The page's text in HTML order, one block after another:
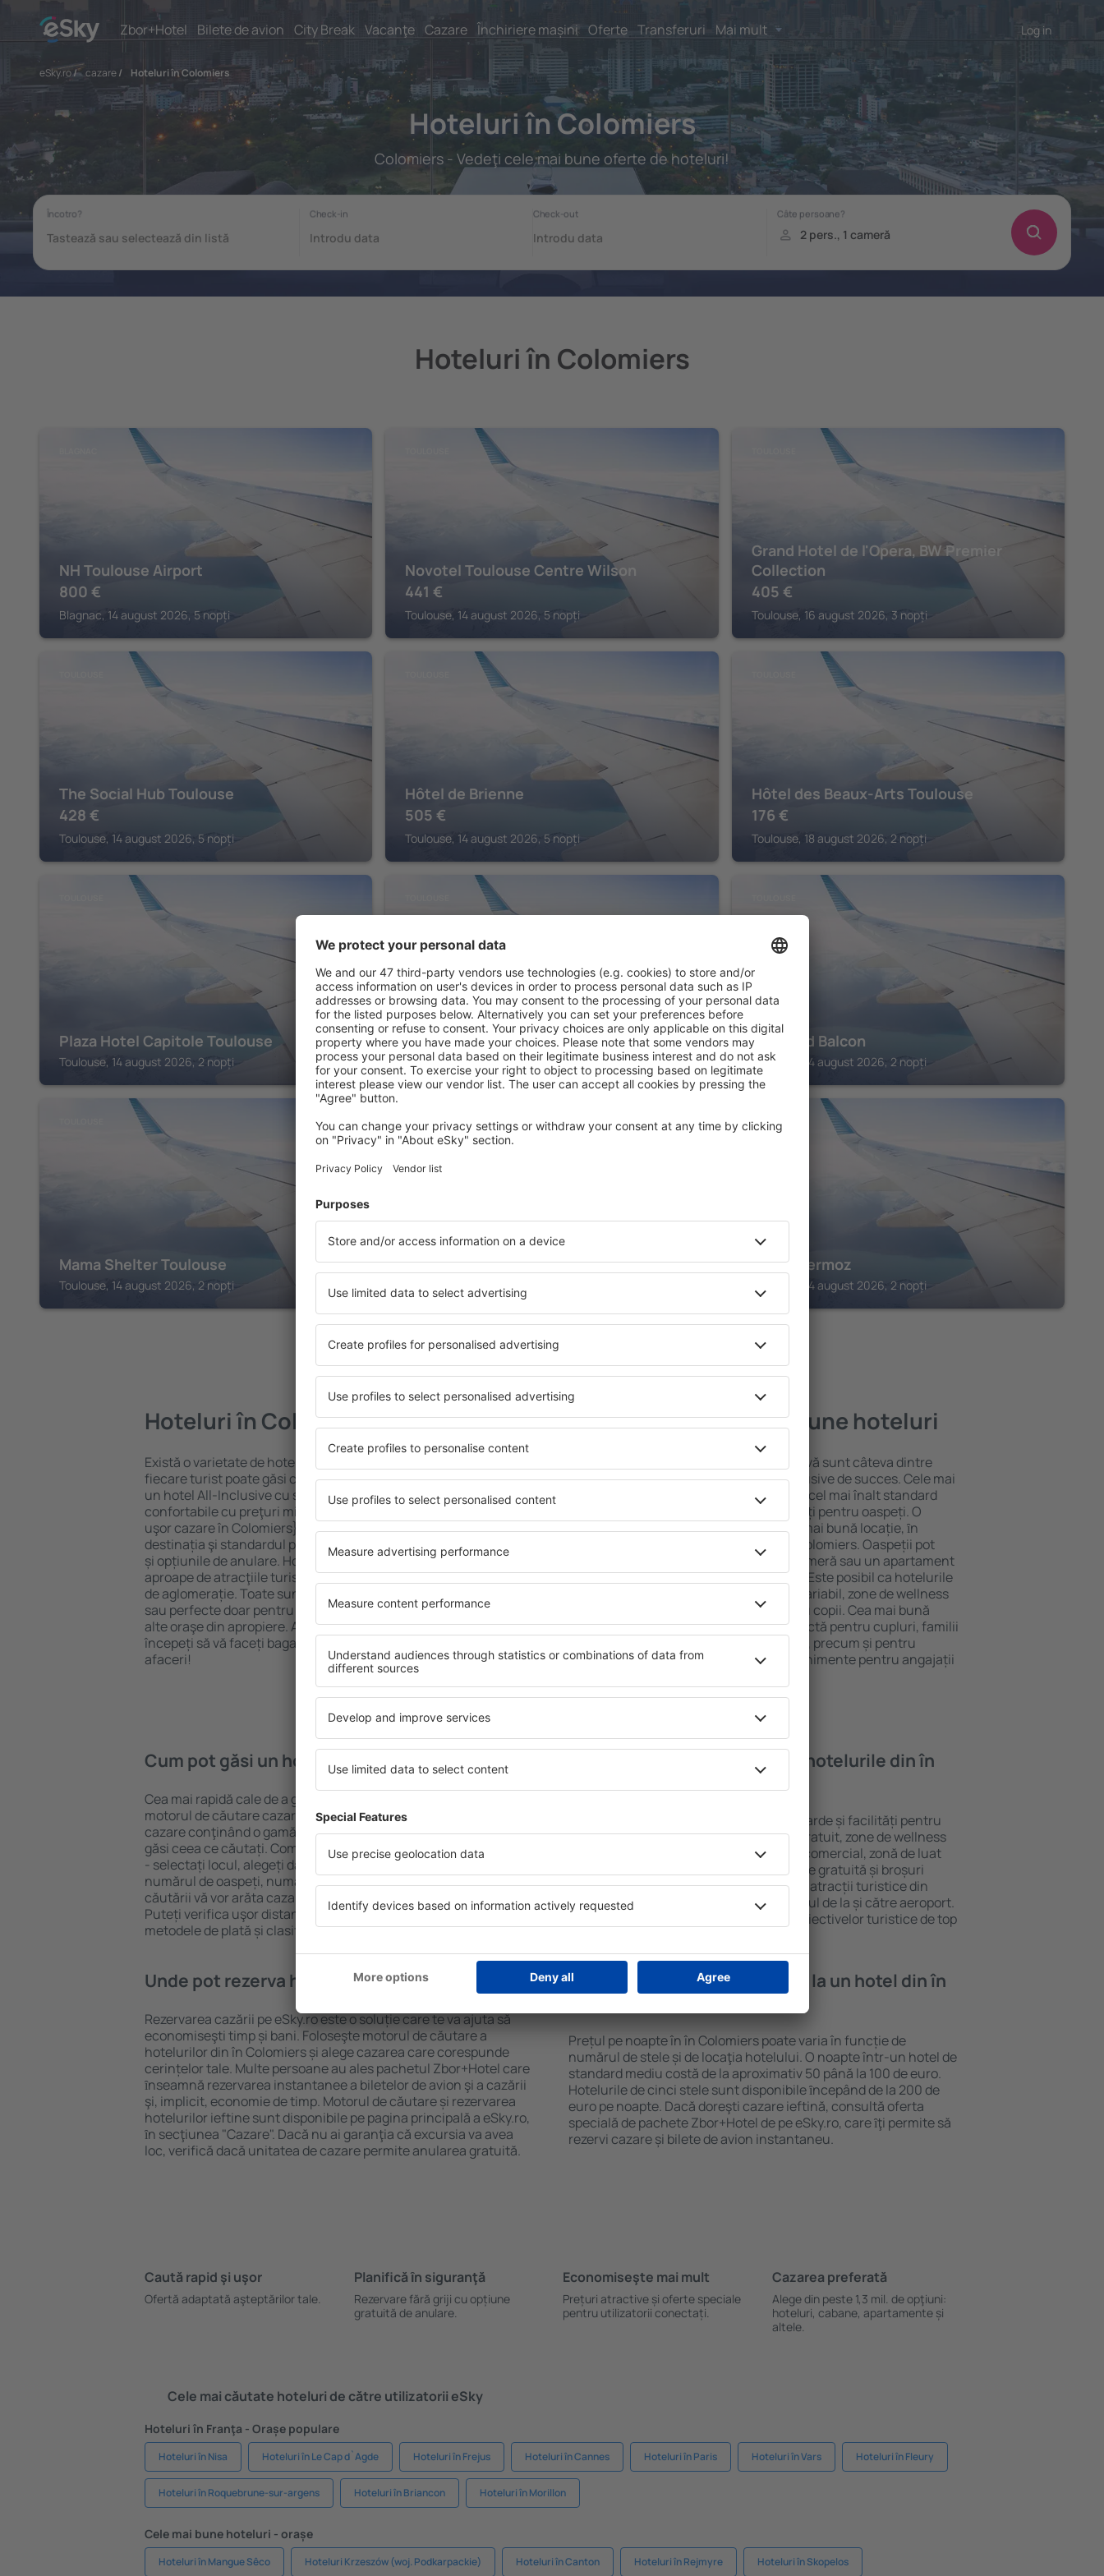
Zbor+Hotel Bilete de avion City Break Vacanţe Cazare Închiriere mașini Oferte Transferuri Mai mult Log in
eSky.ro/ cazare/ Hoteluri în Colomiers
Hoteluri în Colomiers
Colomiers - Vedeţi cele mai bune oferte de hoteluri!
Hoteluri în Colomiers
NH Toulouse Airport
800 €
Blagnac, 14 august 2026, 5 nopți
Novotel Toulouse Centre Wilson
441 €
Toulouse, 14 august 2026, 5 nopți
Grand Hotel de l'Opera, BW Premier
Collection
405 €
Toulouse, 16 august 2026, 3 nopți
The Social Hub Toulouse
428 €
Toulouse, 14 august 2026, 5 nopți
Hôtel de Brienne
505 €
Toulouse, 14 august 2026, 5 nopți
Hôtel des Beaux-Arts Toulouse
176 €
Toulouse, 18 august 2026, 2 nopți
Plaza Hotel Capitole Toulouse
Toulouse, 14 august 2026, 2 nopți
FirstName Toulouse, part of JdV by Hyatt
Toulouse, 14 august 2026, 2 nopți
Le Grand Balcon
Toulouse, 14 august 2026, 2 nopți
Mama Shelter Toulouse
Toulouse, 14 august 2026, 2 nopți
TOULOUSE
Mercure Toulouse Centre Saint-Georges
Hotel
Toulouse, 14 august 2026, 2 nopți
TOULOUSE
Hôtel Mermoz
Toulouse, 14 august 2026, 2 nopți
Vedeți mai multe hoteluri în Colomiers
Hoteluri în Colomiers
Există o varietate de hoteluri disponibile în Colomiers, astfel încât
fiecare turist poate găsi cazare potrivită nevoilor sale. Preferați
un hotel All-Inclusive cu standarde ȋnalte sau preferați hoteluri
confortabile cu preţuri mici? Cu ajutorul nostru puteți rezerva
uşor cazare în Colomiers} pentru orice buget! Selectați
destinația şi standardul pentru hotel, verificați metodele de plată
și opțiunile de anulare. Hotelurile în Colomiers sunt situate atât
aproape de atracţiile turistice populare, cât și puțin mai departe
de aglomerație. Toate sunt disponibile pentru o vacanță lungă
sau perfecte doar pentru o noapte atunci când doriţi să vizitaţi şi
alte oraşe din apropiere. Alegeți hotelul care vi se potriveşte și
începeți să vă faceți bagajele pentru o vacanţă sau călătorie de
afaceri!
Colomiers – cele mai bune hoteluri
O varietate de servicii și o locație atractivă sunt câteva dintre
elementele cheie ale unui hotel All-Inclusive de succes. Cele mai
bune hoteluri din Colomiers garantează cel mai înalt standard
pentru servicii și o gamă largă de facilități pentru oaspeți. O
cazare cu standarde ridicate oferă cea mai bună locație, ȋn
apropiere de principalele distracţii din Colomiers. Oaspeții pot
folosi parcarea gratuită și pot alege o cameră sau un apartament
care să corespundă perfect nevoilor lor. Este posibil ca hotelurile
cu standarde ȋnalte să ofere un meniu variabil, zone de wellness
precum spa și fitness, și activități pentru copii. Cea mai bună
cazare în Colomiers este o alegere perfectă pentru cupluri, familii
și persoane aflate în călătorie de afaceri, precum și pentru
companii care doresc să organizeze evenimente pentru angajații
Cum pot găsi un hotel în Colomiers?
Cea mai rapidă cale de a găsi un hotel în Colomiers este folosind
motorul de căutare cazare eSky. Baza mare de date cu locuri de
cazare conţinând o gamă largă de opţiuni este o garanție că veți
găsi ceea ce căutați. Completați câmpurile motorului de căutare
- selectați locul, alegeți data de check-in și check-out, adăugați
numărul de oaspeți, numărul de camere şi gata! Rezultatele
căutării vă vor arăta cazarea disponibilă ȋn perioada selectată.
Puteți verifica uşor distanța de la hotel ȋn centrul orașului,
metodele de plată și clasificarea hotelului.
Ce fel de facilităţi voi găsi ȋn hotelurile din în
Hotelurile în Colomiers au diferite standarde și facilități pentru
oaspeți. Cele mai frecvente sunt Wi-Fi gratuit, zone de wellness
cu SPA, mini bar/seif în cameră, centru comercial, zonă de luat
masa, zonă de joacă pentru copii, parcare gratuită și broșuri
informative despre cele mai interesante atracții turistice din
zonă. Unele proprietăți includ și transferul de la și către aeroport.
Uneori, acestea încurajează vizitarea obiectivelor turistice de top
Unde pot rezerva hoteluri ȋn în Colomiers?
Rezervarea cazării pe eSky.ro este o soluție care te va ajuta să
economiseşti timp și bani. Foloseşte motorul de căutare a
hotelurilor din în Colomiers și alege cazarea care corespunde
cerințelor tale. Multe persoane au ales pachetul Zbor+Hotel care
ȋnseamnă rezervarea instantanee a biletelor de avion şi a cazării
şi, implicit, economie de timp. Motorul de căutare și rezervarea
hotelurilor ieftine sunt disponibile pe pagina principală a eSky.ro,
ȋn secţiunea "Cazare". Dacă nu ai garanţia că excursia va avea
loc, verifică dacă unitatea de cazare permite anularea gratuită.
Cât costă o noapte de cazare la un hotel din în
Prețul pe noapte în în Colomiers poate varia în funcție de
numărul de stele și de locaţia hotelului. O noapte într-un hotel de
standard mediu costă de la aproximativ 50 până la 100 de euro.
Hotelurile de cinci stele sunt disponibile ȋncepând de la 200 de
euro pe noapte. Dacă doreşti cazare ieftină, consultă oferta
specială de pachete Zbor+Hotel de pe eSky.ro, care ȋţi permite să
rezervi cazare și bilete de avion instantaneu.
Caută rapid şi uşor
Ofertă adaptată aşteptărilor tale.
Planifică ȋn siguranţă
Rezervare fără griji cu opțiune
gratuită de anulare.
Economiseşte mai mult
Prețuri atractive și oferte speciale
pentru utilizatorii conectați.
Cazarea preferată
Alege din peste 1,3 mil. de opţiuni:
hoteluri, cabane, apartamente și
altele.
Cele mai căutate hoteluri de către utilizatorii eSky
Hoteluri în Franţa - Orașe populare
Hoteluri în Nisa Hoteluri în Le Cap d`Agde Hoteluri în Frejus Hoteluri în Cannes Hoteluri în Paris Hoteluri în Vars Hoteluri în Fleury
Hoteluri în Roquebrune-sur-argens Hoteluri în Briancon Hoteluri în Morillon
Cele mai bune hoteluri - orașe
Hoteluri în Mangue Sêco Hoteluri Krzeszów (woj. Podkarpackie) Hoteluri în Canton Hoteluri în Rejmyre Hoteluri în Skopelos